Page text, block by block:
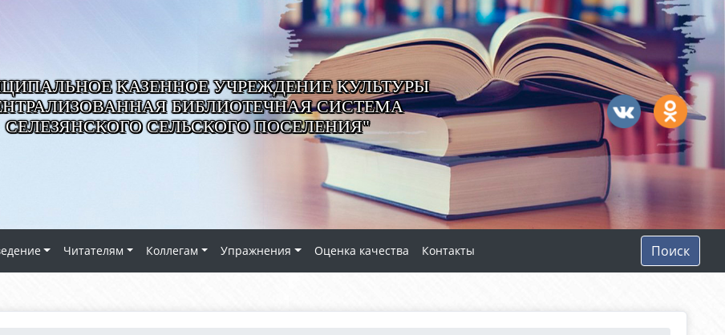
КАЗЕННОЕ УЧРЕЖДЕНИЕ КУЛЬТУРЫ
БИБЛИОТЕЧНАЯ СИСТЕМА
СЕЛЕЗЯНСКОГО СЕЛЬСКОГО ПОСЕЛЕНИЯ"
Читателям Коллегам Упражнения Оценка качества Контакты Поиск